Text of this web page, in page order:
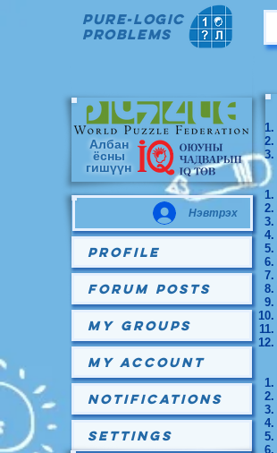
Pure-Logic
Problems
Албан
ёсны
гишүүн
Нэвтрэх
Profile
Forum Posts
My Groups
My Account
Notifications
Settings